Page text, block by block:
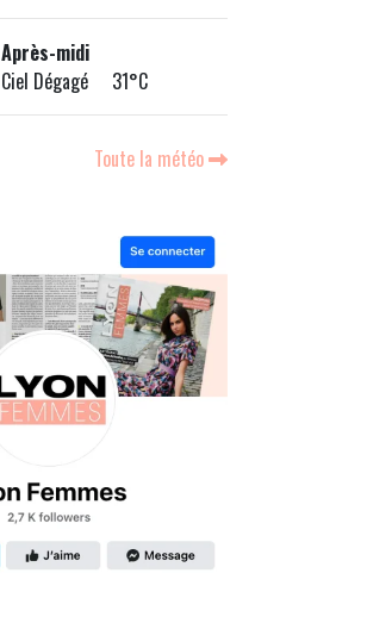
Après-midi
Ciel Dégagé 31°C
Toute la météo